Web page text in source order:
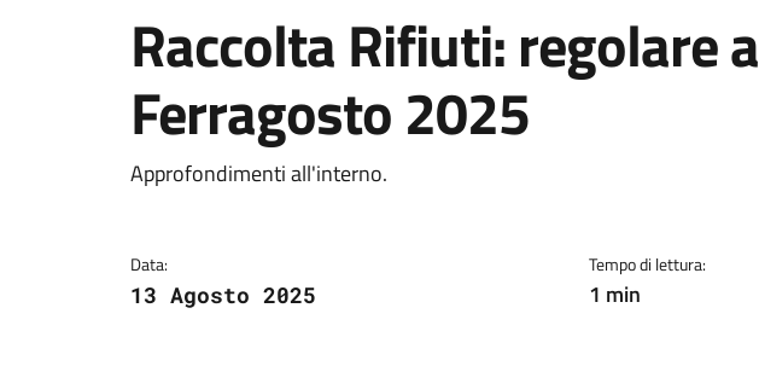
Raccolta Rifiuti: regolare a
Ferragosto 2025
Dettagli della notizia
Approfondimenti all'interno.
Data:
13 Agosto 2025
Tempo di lettura:
1 min